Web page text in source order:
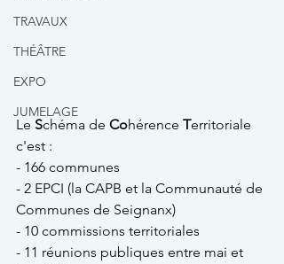
TRAVAUX
THÉÂTRE
EXPO
JUMELAGE
Le Schéma de Cohérence Territoriale
c'est :
- 166 communes
- 2 EPCI (la CAPB et la Communauté de
Communes de Seignanx)
- 10 commissions territoriales
- 11 réunions publiques entre mai et